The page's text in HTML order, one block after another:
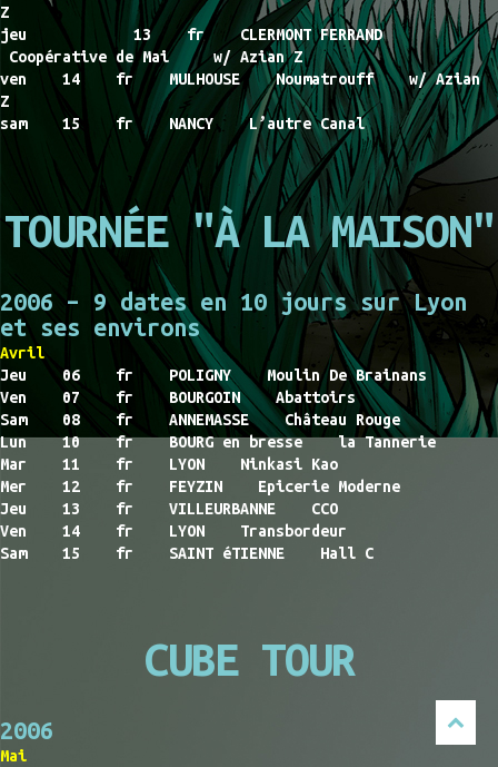
Z
jeu 13 fr CLERMONT FERRAND
Coopérative de Mai w/ Azian Z
ven 14 fr MULHOUSE Noumatrouff w/ Azian
Z
sam 15 fr NANCY L’autre Canal
TOURNÉE "À LA MAISON"
2006 – 9 dates en 10 jours sur Lyon
et ses environs
Avril
Jeu 06 fr POLIGNY Moulin De Brainans
Ven 07 fr BOURGOIN Abattoirs
Sam 08 fr ANNEMASSE Château Rouge
Lun 10 fr BOURG en bresse la Tannerie
Mar 11 fr LYON Ninkasi Kao
Mer 12 fr FEYZIN Epicerie Moderne
Jeu 13 fr VILLEURBANNE CCO
Ven 14 fr LYON Transbordeur
Sam 15 fr SAINT éTIENNE Hall C
CUBE TOUR
2006
Mai